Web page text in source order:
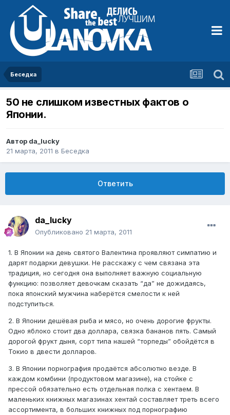
Беседка
50 не слишком известных фактов о
Японии.
Автор da_lucky
21 марта, 2011 в Беседка
Ответить
da_lucky
Опубликовано 21 марта, 2011
1. В Японии на день святого Валентина проявляют симпатию и
дарят подарки девушки. Не расскажу с чем связана эта
традиция, но сегодня она выполняет важную социальную
функцию: позволяет девочкам сказать “да” не дожидаясь,
пока японский мужчина наберётся смелости к ней
подступиться.
2. В Японии дешёвая рыба и мясо, но очень дорогие фрукты.
Одно яблоко стоит два доллара, связка бананов пять. Самый
дорогой фрукт дыня, сорт типа нашей “торпеды” обойдётся в
Токио в двести долларов.
3. В Японии порнография продаётся абсолютно везде. В
каждом комбини (продуктовом магазине), на стойке с
прессой обязательно есть отдельная полка с хентаем. В
маленьких книжных магазинах хентай составляет треть всего
ассортимента, в больших книжных под порнографию